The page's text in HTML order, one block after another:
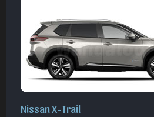
Mitsubishi Outlander